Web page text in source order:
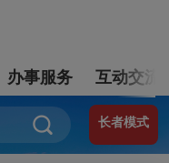
办事服务 互动交流
长者模式